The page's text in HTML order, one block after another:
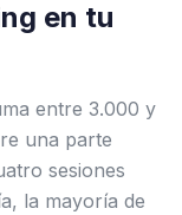
en tu
entre 3.000 y
una parte
sesiones
la mayoría de